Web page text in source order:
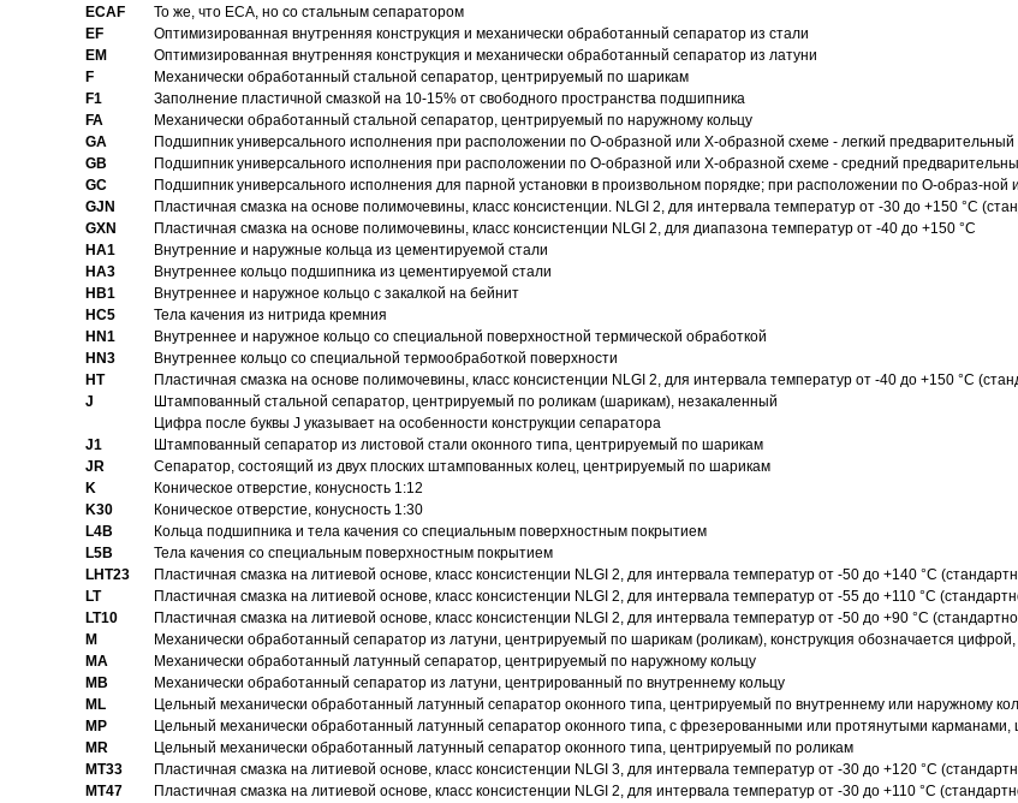
ECAF
То же, что ECA, но со стальным сепаратором
EF
Оптимизированная внутренняя конструкция и механически обработанный сепаратор из стали
EM
Оптимизированная внутренняя конструкция и механически обработанный сепаратор из латуни
F
Механически обработанный стальной сепаратор, центрируемый по шарикам
F1
Заполнение пластичной смазкой на 10-15% от свободного пространства подшипника
FA
Механически обработанный стальной сепаратор, центрируемый по наружному кольцу
GA
Подшипник универсального исполнения при расположении по О-образной или Х-образной схеме - легкий предварительный
GB
Подшипник универсального исполнения при расположении по О-образной или Х-образной схеме - средний
GC
Подшипник универсального исполнения для парной установки в произвольном порядке; при расположении по О-образ-
GJN
Пластичная смазка на основе полимочевины, класс консистенции. NLGI 2, для интервала температур от -30 до +150 °C
GXN
Пластичная смазка на основе полимочевины, класс консистенции NLGI 2, для диапазона температур от -40 до +150 °C
HA1
Внутренние и наружные кольца из цементируемой стали
HA3
Bнутреннее кольцо подшипника из цементируемой стали
HB1
Bнутреннее и наружное кольцо с закалкой на бейнит
HC5
Тела качения из нитрида кремния
HN1
Bнутреннее и наружное кольцо со специальной поверхностной термической обработкой
HN3
Внутреннее кольцо со специальной термообработкой поверхности
HT
Пластичная смазка на основе полимочевины, класс консистенции NLGI 2, для интервала температур от -40 до +150 °C
J
Штампованный стальной сепаратор, центрируемый по роликам (шарикам), незакаленный
Цифра после буквы J указывает на особенности конструкции сепаратора
J1
Штампованный сепаратор из листовой стали оконного типа, центрируемый по шарикам
JR
Сепаратор, состоящий из двух плоских штампованных колец, центрируемый по шарикам
K
Коническое отверстие, конусность 1:12
K30
Коническое отверстие, конусность 1:30
L4B
Кольца подшипника и тела качения со специальным поверхностным покрытием
L5B
Тела качения со специальным поверхностным покрытием
LHT23
Пластичная смазка на литиевой основе, класс консистенции NLGI 2, для интервала температур от -50 до +140 °C
LT
Пластичная смазка на литиевой основе, класс консистенции NLGI 2, для интервала температур от -55 до +110 °C
LT10
Пластичная смазка на литиевой основе, класс консистенции NLGI 2, для интервала температур от -50 до +90 °C
M
Механически обработанный сепаратор из латуни, центрируемый по шарикам (роликам), конструкция обозначается
MA
Механически обработанный латунный сепаратор, центрируемый по наружному кольцу
MB
Механически обработанный сепаратор из латуни, центрированный по внутреннему кольцу
ML
Цельный механически обработанный латунный сепаратор оконного типа, центрируемый по внутреннему или наружному
MP
Цельный механически обработанный латунный сепаратор оконного типа, с фрезерованными или протянутыми
MR
Цельный механически обработанный латунный сепаратор оконного типа, центрируемый по роликам
MT33
Пластичная смазка на литиевой основе, класс консистенции NLGI 3, для интервала температур от -30 до +120 °C
MT47
Пластичная смазка на литиевой основе, класс консистенции NLGI 2, для интервала температур от -30 до +110 °C